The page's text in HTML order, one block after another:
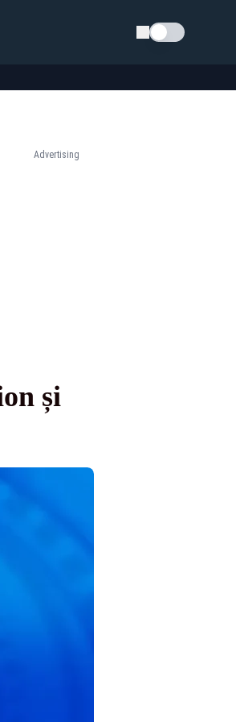
Schimba tema
Advertising
și